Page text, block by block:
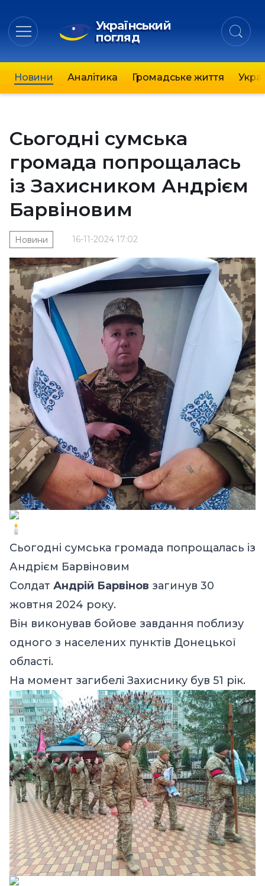
Український
погляд
Новини Аналітика Громадське життя
Сьогодні сумська
громада попрощалась
із Захисником Андрієм
Барвіновим
16-11-2024 17:02
Новини
Сьогодні сумська громада попрощалась із
Андрієм Барвіновим
Солдат Андрій Барвінов загинув 30
жовтня 2024 року.
Він виконував бойове завдання поблизу
одного з населених пунктів Донецької
області.
На момент загибелі Захиснику був 51 рік.